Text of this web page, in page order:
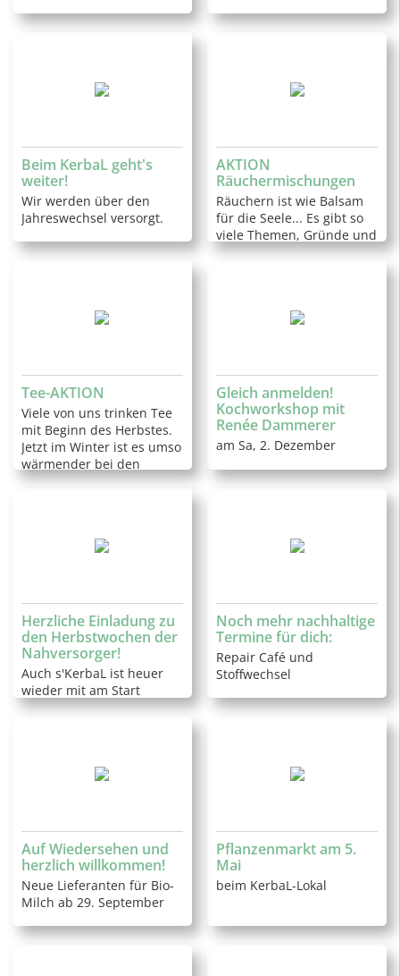
Beim KerbaL geht's
weiter!
Wir werden über den
Jahreswechsel versorgt.
AKTION
Räuchermischungen
Räuchern ist wie Balsam
für die Seele... Es gibt so
viele Themen, Gründe und
Anlässe um zu räuchern.
Tee-AKTION
Viele von uns trinken Tee
mit Beginn des Herbstes.
Jetzt im Winter ist es umso
wärmender bei den
kühlen Temperaturen eine
Gleich anmelden!
Kochworkshop mit
Renée Dammerer
am Sa, 2. Dezember
Herzliche Einladung zu
den Herbstwochen der
Nahversorger!
Auch s'KerbaL ist heuer
wieder mit am Start
Noch mehr nachhaltige
Termine für dich:
Repair Café und
Stoffwechsel
Auf Wiedersehen und
herzlich willkommen!
Neue Lieferanten für Bio-
Milch ab 29. September
Pflanzenmarkt am 5.
Mai
beim KerbaL-Lokal